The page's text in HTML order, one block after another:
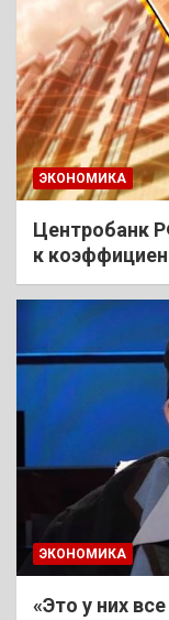
ЭКОНОМИКА
Центробанк
к
ЭКОНОМИКА
«Это у них